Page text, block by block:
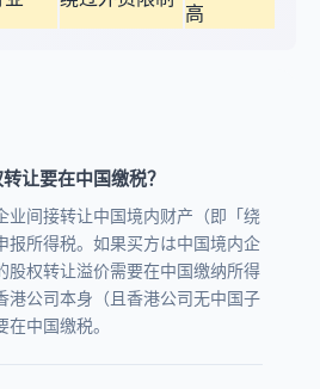
高
让要在中国缴税？
业间接转让中国境内财产（即「绕
报所得税。如果买方は中国境内企
股权转让溢价需要在中国缴纳所得
港公司本身（且香港公司无中国子
中国缴税。